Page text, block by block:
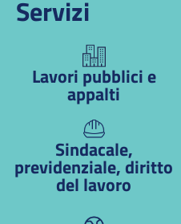
Servizi
Lavori pubblici e
appalti
Sindacale,
previdenziale, diritto
del lavoro